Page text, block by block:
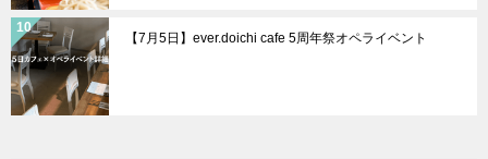
【7月5日】ever.doichi cafe 5周年祭オペライベント